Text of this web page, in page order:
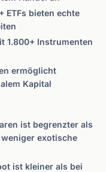
ETFs bieten echte
1.800+ Instrumenten
ermöglicht
Kapital
ist begrenzter als
weniger exotische
ist kleiner als bei